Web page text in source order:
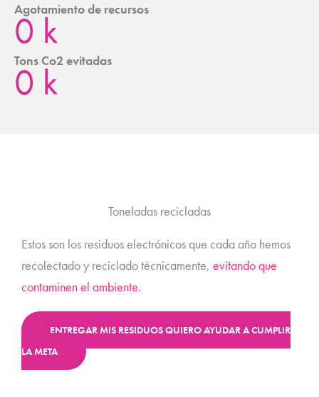
Agotamiento de recursos
0 k
Tons Co2 evitadas
0 k
Toneladas recicladas
Estos son los residuos electrónicos que cada año hemos
recolectado y reciclado técnicamente, evitando que
contaminen el ambiente.
ENTREGAR MIS RESIDUOSQUIERO AYUDAR A CUMPLIR
LA META